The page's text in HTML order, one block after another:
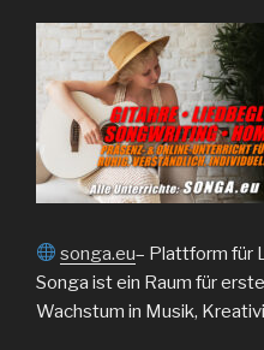
songa.eu– Plattform für
Songa ist ein Raum für
Wachstum in Musik,